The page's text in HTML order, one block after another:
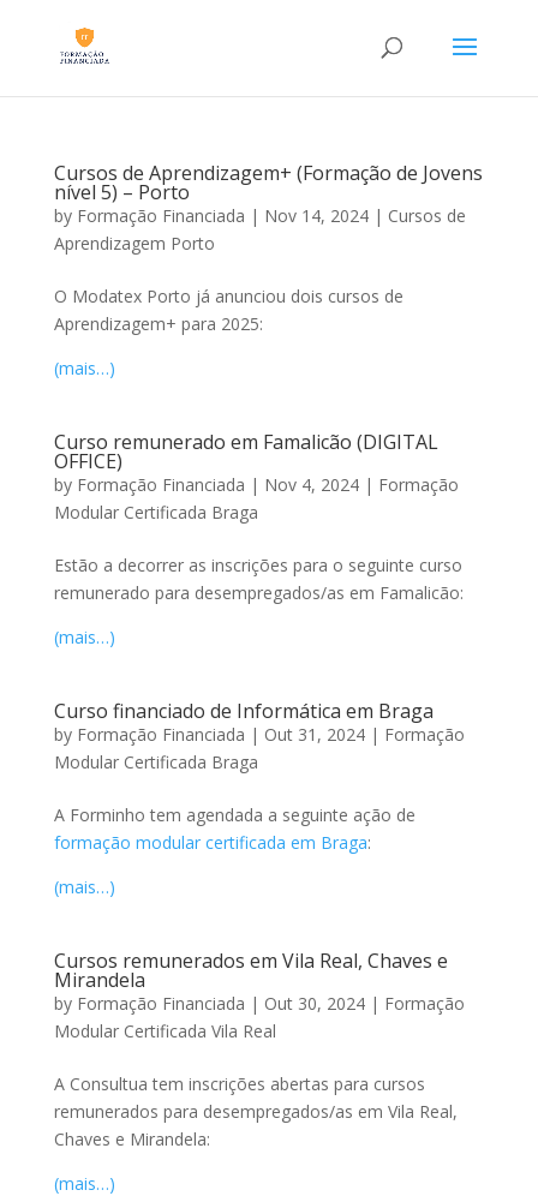
Cursos de Aprendizagem+ (Formação de Jovens
nível 5) – Porto
by Formação Financiada | Nov 14, 2024| Cursos de
Aprendizagem Porto
O Modatex Porto já anunciou dois cursos de
Aprendizagem+ para 2025:
(mais…)
Curso remunerado em Famalicão (DIGITAL
OFFICE)
by Formação Financiada | Nov 4, 2024| Formação
Modular Certificada Braga
Estão a decorrer as inscrições para o seguinte curso
remunerado para desempregados/as em Famalicão:
(mais…)
Curso financiado de Informática em Braga
by Formação Financiada | Out 31, 2024| Formação
Modular Certificada Braga
A Forminho tem agendada a seguinte ação de
formação modular certificada em Braga:
(mais…)
Cursos remunerados em Vila Real, Chaves e
Mirandela
by Formação Financiada | Out 30, 2024| Formação
Modular Certificada Vila Real
A Consultua tem inscrições abertas para cursos
remunerados para desempregados/as em Vila Real,
Chaves e Mirandela:
(mais…)